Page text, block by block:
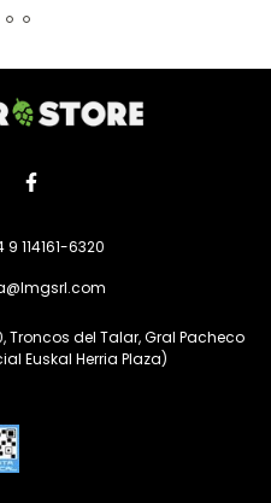
9 114161-6320
Troncos del Talar, Gral Pacheco
Euskal Herria Plaza)